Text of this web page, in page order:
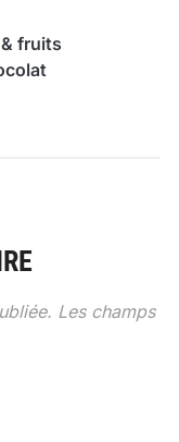
fruits
Les champs